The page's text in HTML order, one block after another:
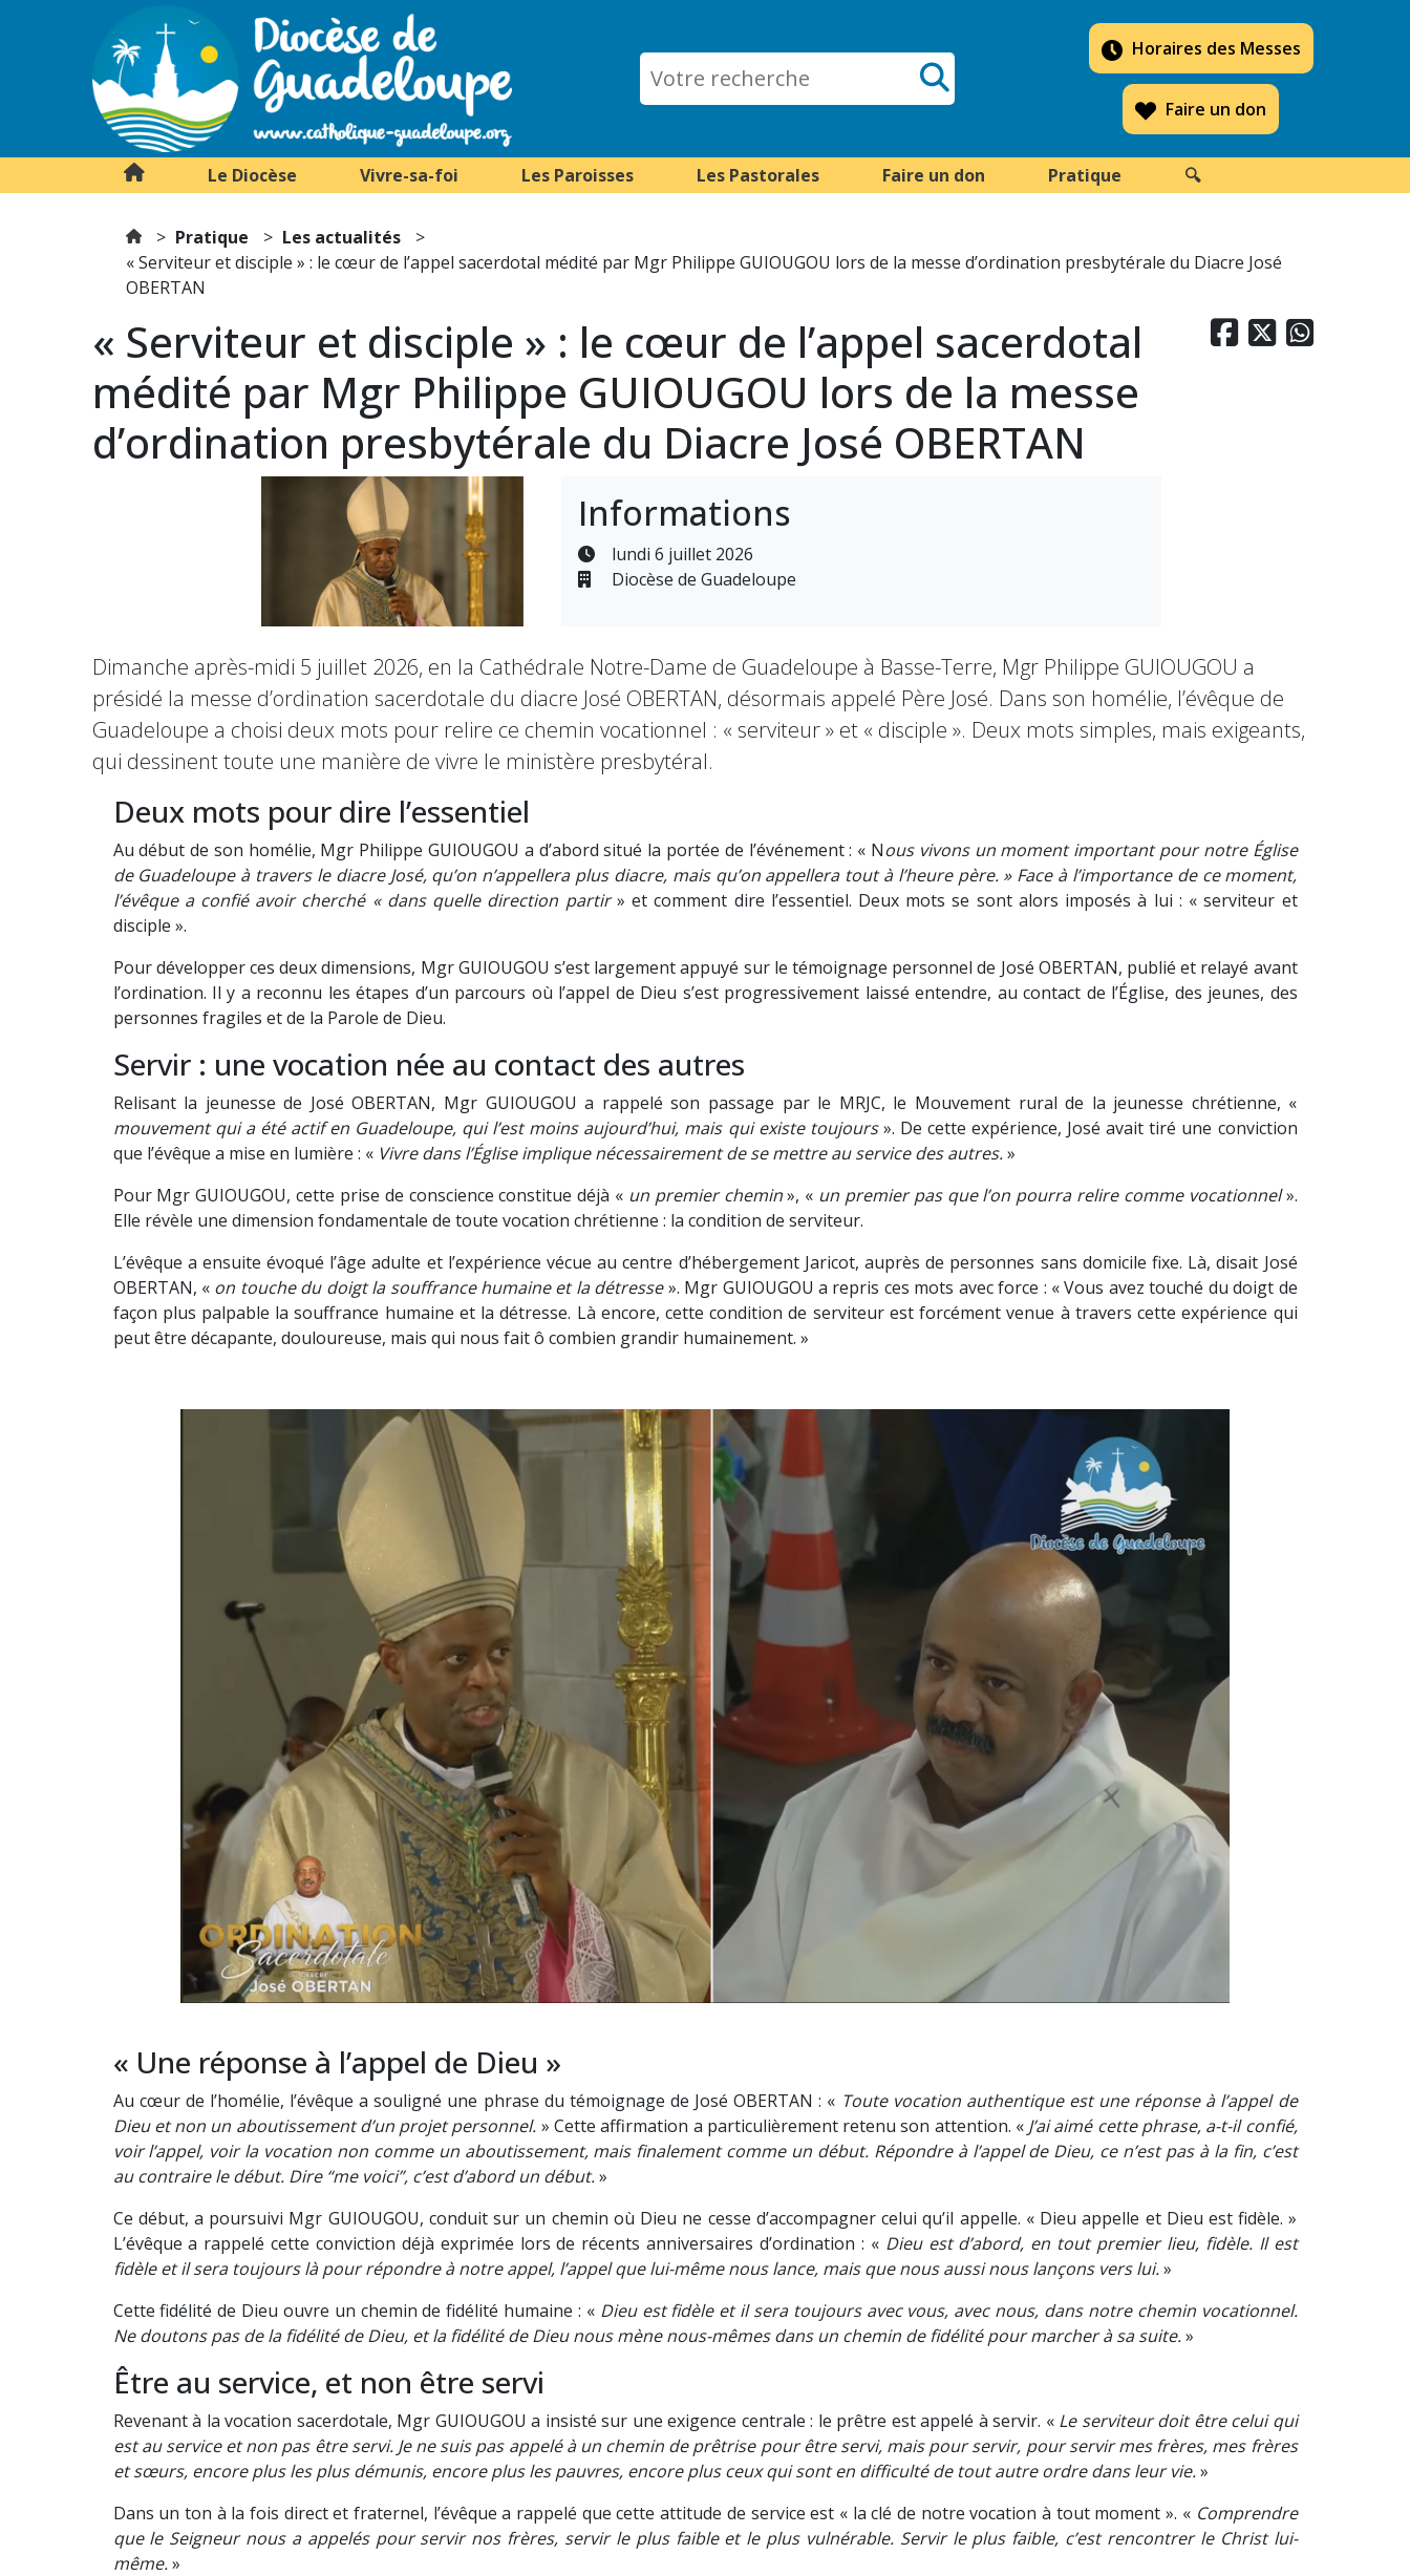
Horaires des Messes
Faire un don
Le Diocèse Vivre-sa-foi Les Paroisses Les Pastorales Faire un don Pratique 🔍
Pratique
Les actualités
« Serviteur et disciple » : le cœur de l’appel sacerdotal médité par Mgr Philippe GUIOUGOU lors de la messe d’ordination presbytérale du Diacre José
OBERTAN
  
« Serviteur et disciple » : le cœur de l’appel sacerdotal
médité par Mgr Philippe GUIOUGOU lors de la messe
d’ordination presbytérale du Diacre José OBERTAN
Informations
lundi 6 juillet 2026
Diocèse de Guadeloupe
Dimanche après-midi 5 juillet 2026, en la Cathédrale Notre-Dame de Guadeloupe à Basse-Terre, Mgr Philippe GUIOUGOU a
présidé la messe d’ordination sacerdotale du diacre José OBERTAN, désormais appelé Père José. Dans son homélie, l’évêque de
Guadeloupe a choisi deux mots pour relire ce chemin vocationnel : « serviteur » et « disciple ». Deux mots simples, mais exigeants,
qui dessinent toute une manière de vivre le ministère presbytéral.
Deux mots pour dire l’essentiel
Au début de son homélie, Mgr Philippe GUIOUGOU a d’abord situé la portée de l’événement : « Nous vivons un moment important pour notre Église
de Guadeloupe à travers le diacre José, qu’on n’appellera plus diacre, mais qu’on appellera tout à l’heure père. » Face à l’importance de ce moment,
l’évêque a confié avoir cherché « dans quelle direction partir» et comment dire l’essentiel. Deux mots se sont alors imposés à lui : « serviteur et
disciple ».
Pour développer ces deux dimensions, Mgr GUIOUGOU s’est largement appuyé sur le témoignage personnel de José OBERTAN, publié et relayé avant
l’ordination. Il y a reconnu les étapes d’un parcours où l’appel de Dieu s’est progressivement laissé entendre, au contact de l’Église, des jeunes, des
personnes fragiles et de la Parole de Dieu.
Servir : une vocation née au contact des autres
Relisant la jeunesse de José OBERTAN, Mgr GUIOUGOU a rappelé son passage par le MRJC, le Mouvement rural de la jeunesse chrétienne, «
mouvement qui a été actif en Guadeloupe, qui l’est moins aujourd’hui, mais qui existe toujours». De cette expérience, José avait tiré une conviction
que l’évêque a mise en lumière : « Vivre dans l’Église implique nécessairement de se mettre au service des autres.»
Pour Mgr GUIOUGOU, cette prise de conscience constitue déjà « un premier chemin», « un premier pas que l’on pourra relire comme vocationnel».
Elle révèle une dimension fondamentale de toute vocation chrétienne : la condition de serviteur.
L’évêque a ensuite évoqué l’âge adulte et l’expérience vécue au centre d’hébergement Jaricot, auprès de personnes sans domicile fixe. Là, disait José
OBERTAN, « on touche du doigt la souffrance humaine et la détresse». Mgr GUIOUGOU a repris ces mots avec force : « Vous avez touché du doigt de
façon plus palpable la souffrance humaine et la détresse. Là encore, cette condition de serviteur est forcément venue à travers cette expérience qui
peut être décapante, douloureuse, mais qui nous fait ô combien grandir humainement. »
« Une réponse à l’appel de Dieu »
Au cœur de l’homélie, l’évêque a souligné une phrase du témoignage de José OBERTAN : « Toute vocation authentique est une réponse à l’appel de
Dieu et non un aboutissement d’un projet personnel. » Cette affirmation a particulièrement retenu son attention. « J’ai aimé cette phrase, a-t-il confié,
voir l’appel, voir la vocation non comme un aboutissement, mais finalement comme un début. Répondre à l’appel de Dieu, ce n’est pas à la fin, c’est
au contraire le début. Dire “me voici”, c’est d’abord un début.»
Ce début, a poursuivi Mgr GUIOUGOU, conduit sur un chemin où Dieu ne cesse d’accompagner celui qu’il appelle. « Dieu appelle et Dieu est fidèle. »
L’évêque a rappelé cette conviction déjà exprimée lors de récents anniversaires d’ordination : « Dieu est d’abord, en tout premier lieu, fidèle. Il est
fidèle et il sera toujours là pour répondre à notre appel, l’appel que lui-même nous lance, mais que nous aussi nous lançons vers lui.»
Cette fidélité de Dieu ouvre un chemin de fidélité humaine : « Dieu est fidèle et il sera toujours avec vous, avec nous, dans notre chemin vocationnel.
Ne doutons pas de la fidélité de Dieu, et la fidélité de Dieu nous mène nous-mêmes dans un chemin de fidélité pour marcher à sa suite.»
Être au service, et non être servi
Revenant à la vocation sacerdotale, Mgr GUIOUGOU a insisté sur une exigence centrale : le prêtre est appelé à servir. « Le serviteur doit être celui qui
est au service et non pas être servi. Je ne suis pas appelé à un chemin de prêtrise pour être servi, mais pour servir, pour servir mes frères, mes frères
et sœurs, encore plus les plus démunis, encore plus les pauvres, encore plus ceux qui sont en difficulté de tout autre ordre dans leur vie.»
Dans un ton à la fois direct et fraternel, l’évêque a rappelé que cette attitude de service est « la clé de notre vocation à tout moment ». « Comprendre
que le Seigneur nous a appelés pour servir nos frères, servir le plus faible et le plus vulnérable. Servir le plus faible, c’est rencontrer le Christ lui-
même.»